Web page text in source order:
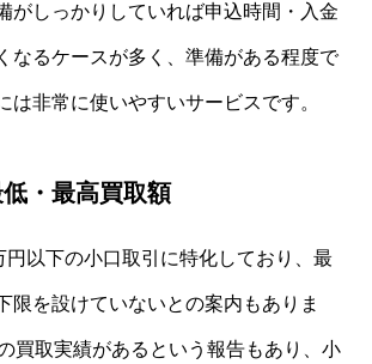
がしっかりしていれば申込時間・入金
なるケースが多く、準備がある程度で
は非常に使いやすいサービスです。
・最高買取額
円以下の小口取引に特化しており、最
限を設けていないとの案内もありま
買取実績があるという報告もあり、小